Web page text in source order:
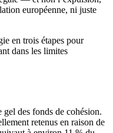
européenne, ni juste
en trois étapes pour
dans les limites
des fonds de cohésion.
retenus en raison de